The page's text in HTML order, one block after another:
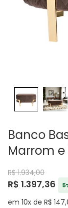
Banco
Marrom
R$ 1.934,00
R$ 1.397,36
em 10x de R$